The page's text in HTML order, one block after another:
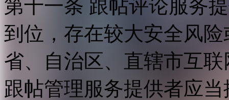
第十一条 跟帖评论服务
到位，存在较大安全风
省、自治区、直辖市互
跟帖管理服务提供者应